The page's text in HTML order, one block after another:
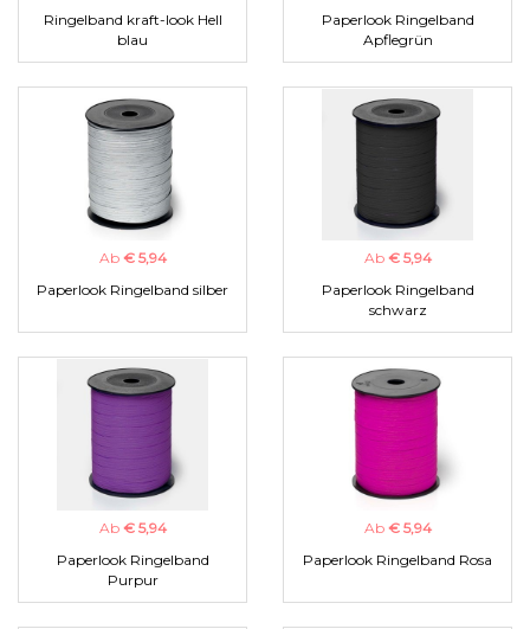
Ringelband kraft-look Hell
blau
Paperlook Ringelband
Apflegrün
Ab € 5,94
Paperlook Ringelband silber
Ab € 5,94
Paperlook Ringelband
schwarz
Ab € 5,94
Paperlook Ringelband
Purpur
Ab € 5,94
Paperlook Ringelband Rosa